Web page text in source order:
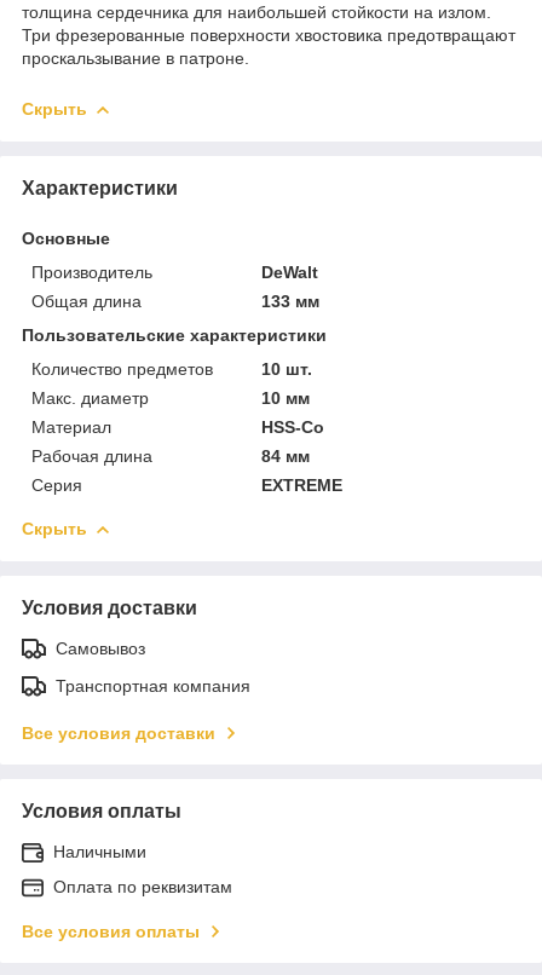
толщина сердечника для наибольшей стойкости на излом.
Три фрезерованные поверхности хвостовика предотвращают
проскальзывание в патроне.
Скрыть
Характеристики
Основные
Производитель
DeWalt
Общая длина
133 мм
Пользовательские характеристики
Количество предметов
10 шт.
Макс. диаметр
10 мм
Материал
HSS-Co
Рабочая длина
84 мм
Серия
EXTREME
Скрыть
Условия доставки
Самовывоз
Транспортная компания
Все условия доставки
Условия оплаты
Наличными
Оплата по реквизитам
Все условия оплаты